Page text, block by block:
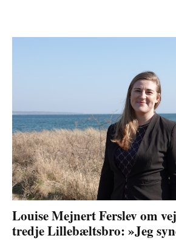
Louise Mejnert Ferslev om
tredje Lillebæltsbro: »Jeg